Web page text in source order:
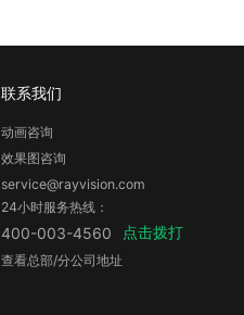
联系我们
动画咨询
效果图咨询
service@rayvision.com
24小时服务热线：
400-003-4560 点击拨打
查看总部/分公司地址